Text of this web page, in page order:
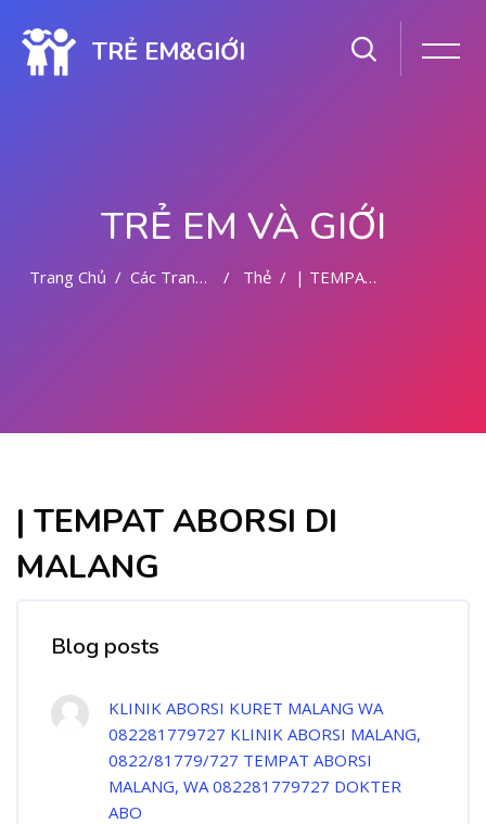
TRẺ EM&GIỚI
TRẺ EM VÀ GIỚI
Trang Chủ Các Trang Của Hệ Thống Thẻ | TEMPAT ABORSI DI MALANG
| TEMPAT ABORSI DI
MALANG
Blog posts
KLINIK ABORSI KURET MALANG WA
082281779727 KLINIK ABORSI MALANG,
0822/81779/727 TEMPAT ABORSI
MALANG, WA 082281779727 DOKTER
ABO